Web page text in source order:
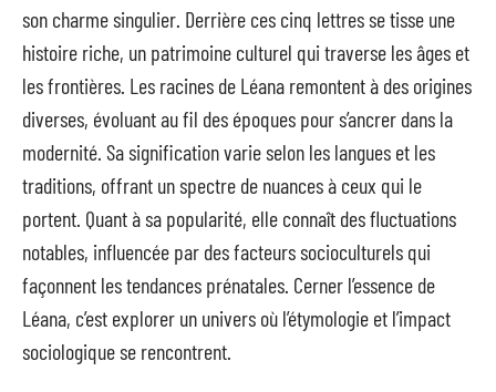
son charme singulier. Derrière ces cinq lettres se tisse une
histoire riche, un patrimoine culturel qui traverse les âges et
les frontières. Les racines de Léana remontent à des origines
diverses, évoluant au fil des époques pour s’ancrer dans la
modernité. Sa signification varie selon les langues et les
traditions, offrant un spectre de nuances à ceux qui le
portent. Quant à sa popularité, elle connaît des fluctuations
notables, influencée par des facteurs socioculturels qui
façonnent les tendances prénatales. Cerner l’essence de
Léana, c’est explorer un univers où l’étymologie et l’impact
sociologique se rencontrent.